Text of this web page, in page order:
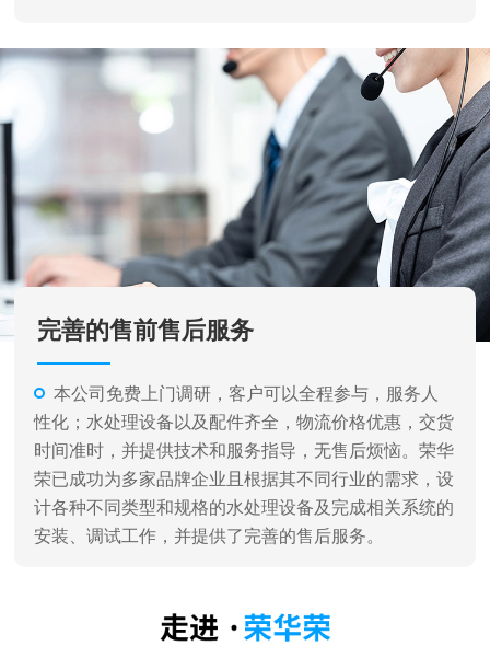
完善的售前售后服务
本公司免费上门调研，客户可以全程参与，服务人
性化；水处理设备以及配件齐全，物流价格优惠，交货
时间准时，并提供技术和服务指导，无售后烦恼。荣华
荣已成功为多家品牌企业且根据其不同行业的需求，设
计各种不同类型和规格的水处理设备及完成相关系统的